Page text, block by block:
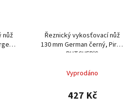
nůž
Řeznický vykosťovací nůž
130 mm German černý, Pirge
BUTCHER'S
Vyprodáno
427 Kč